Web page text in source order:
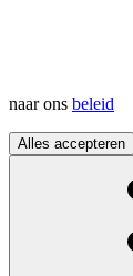
naar ons beleid
Alles accepteren